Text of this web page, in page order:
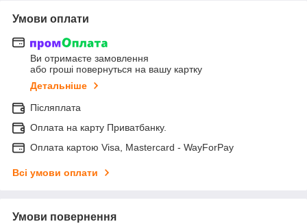
Умови оплати
Ви отримаєте замовлення
або гроші повернуться на вашу картку
Детальніше
Післяплата
Оплата на карту Приватбанку.
Оплата картою Visa, Mastercard - WayForPay
Всі умови оплати
Умови повернення